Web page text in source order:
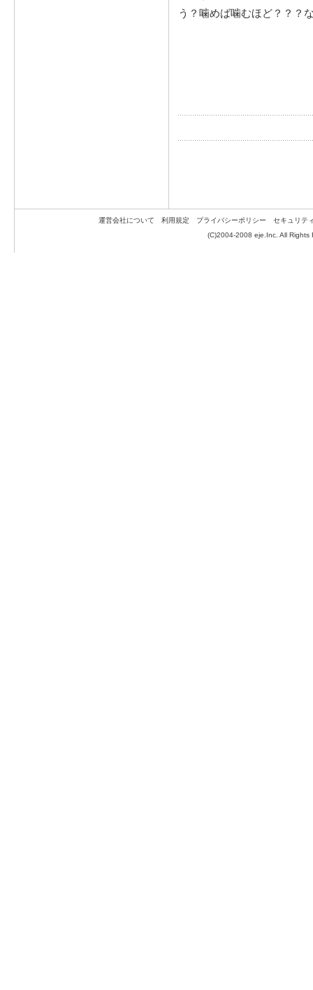
う？噛めば噛むほど？？？
運営会社について 利用規定 プライバシーポリシー
セキュリテ
(C)2004-2008 eje.Inc. All Rights